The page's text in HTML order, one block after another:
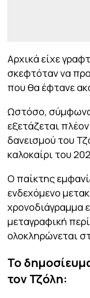
Αρχικά είχε
σκεφτόταν να
που θα έφτανε
Ωστόσο,
εξετάζεται
δανεισμού του
καλοκαίρι του
Ο παίκτης
ενδεχόμενο
χρονοδιάγραμμα
μεταγραφική
ολοκληρώνεται
Το
τον Τζόλη: